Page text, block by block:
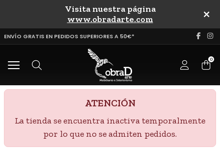
Visita nuestra página
www.obradarte.com
ENVÍO GRATIS EN PEDIDOS SUPERIORES A 50€*
0
ATENCIÓN
La tienda se encuentra inactiva temporalmente
por lo que no se admiten pedidos.